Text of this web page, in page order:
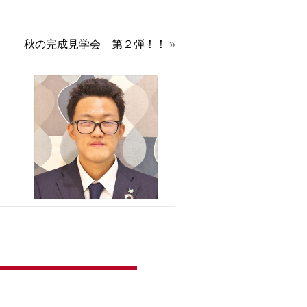
秋の完成見学会 第２弾！！
»